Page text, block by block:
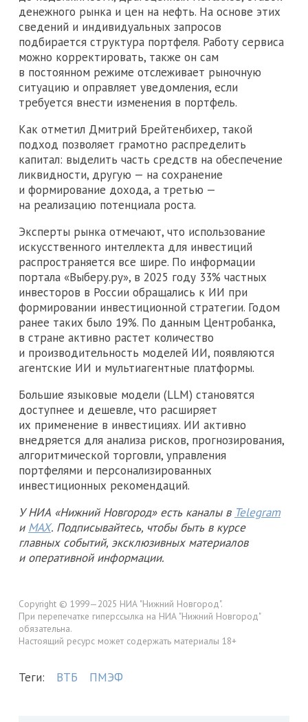
денежного рынка и цен на нефть. На основе этих
сведений и индивидуальных запросов
подбирается структура портфеля. Работу сервиса
можно корректировать, также он сам
в постоянном режиме отслеживает рыночную
ситуацию и оправляет уведомления, если
требуется внести изменения в портфель.
Как отметил Дмитрий Брейтенбихер, такой
подход позволяет грамотно распределить
капитал: выделить часть средств на обеспечение
ликвидности, другую — на сохранение
и формирование дохода, а третью —
на реализацию потенциала роста.
Эксперты рынка отмечают, что использование
искусственного интеллекта для инвестиций
распространяется все шире. По информации
портала «Выберу.ру», в 2025 году 33% частных
инвесторов в России обращались к ИИ при
формировании инвестиционной стратегии. Годом
ранее таких было 19%. По данным Центробанка,
в стране активно растет количество
и производительность моделей ИИ, появляются
агентские ИИ и мультиагентные платформы.
Большие языковые модели (LLM) становятся
доступнее и дешевле, что расширяет
их применение в инвестициях. ИИ активно
внедряется для анализа рисков, прогнозирования,
алгоритмической торговли, управления
портфелями и персонализированных
инвестиционных рекомендаций.
У НИА «Нижний Новгород» есть каналы в Telegram
и MAX. Подписывайтесь, чтобы быть в курсе
главных событий, эксклюзивных материалов
и оперативной информации.
Copyright © 1999—2025 НИА "Нижний Новгород".
При перепечатке гиперссылка на НИА "Нижний Новгород"
обязательна.
Настоящий ресурс может содержать материалы 18+
Теги: ВТБ ПМЭФ